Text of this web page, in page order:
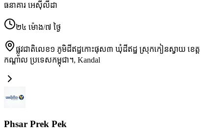
ធនាគារ អេស៊ីលីដា
២៤ ម៉ោង/៧ ថ្ងៃ
ផ្លូវជាតិលេខ១ ភូមិដីឥដ្ឋកោះផុស៣ ឃុំដីឥដ្ឋ ស្រុកកៀនស្វាយ ខេត្ត
កណ្ដាល ប្រទេសកម្ពុជា។, Kandal
Phsar Prek Pek